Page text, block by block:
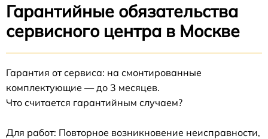
Гарантийные обязательства
сервисного центра в Москве
Гарантия от сервиса: на смонтированные
комплектующие — до 3 месяцев.
Что считается гарантийным случаем?
Для работ: Повторное возникновение неисправности,